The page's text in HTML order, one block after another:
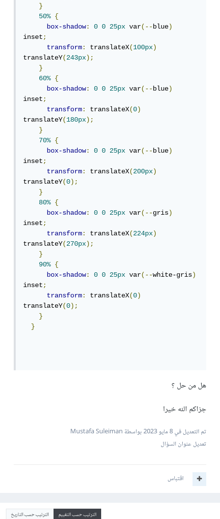
}
50%
{
box-shadow: 0 0 25px var(--blue)
inset;
transform: translateX(100px)
translateY(243px);
}
60%
{
box-shadow: 0 0 25px var(--blue)
inset;
transform: translateX(0)
translateY(180px);
}
70%
{
box-shadow: 0 0 25px var(--blue)
inset;
transform: translateX(200px)
translateY(0);
}
80%
{
box-shadow: 0 0 25px var(--gris)
inset;
transform: translateX(224px)
translateY(270px);
}
90%
{
box-shadow: 0 0 25px var(--white-gris)
inset;
transform: translateX(0)
translateY(0);
}
}
هل من حل ؟
جزاكم الله خيرا
تم التعديل في8 مايو 2023
بواسطة Mustafa Suleiman
تعديل عنوان السؤال
اقتباس
الترتيب حسب التقييم الترتيب حسب التاريخ